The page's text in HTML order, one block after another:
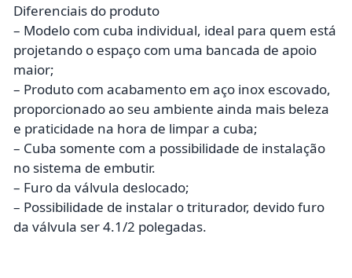
Diferenciais do produto
– Modelo com cuba individual, ideal para quem está
projetando o espaço com uma bancada de apoio
maior;
– Produto com acabamento em aço inox escovado,
proporcionado ao seu ambiente ainda mais beleza
e praticidade na hora de limpar a cuba;
– Cuba somente com a possibilidade de instalação
no sistema de embutir.
– Furo da válvula deslocado;
– Possibilidade de instalar o triturador, devido furo
da válvula ser 4.1/2 polegadas.